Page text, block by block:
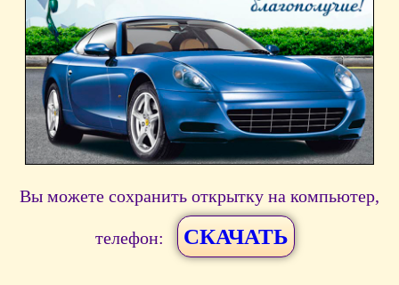
Вы можете сохранить открытку на компьютер,
телефон: СКАЧАТЬ